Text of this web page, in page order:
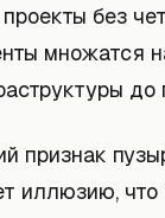
без
множатся
до
признак
иллюзию, что